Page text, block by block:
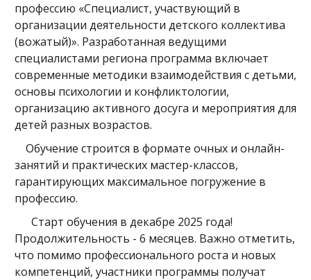
профессию «Специалист, участвующий в
организации деятельности детского коллектива
(вожатый)». Разработанная ведущими
специалистами региона программа включает
современные методики взаимодействия с детьми,
основы психологии и конфликтологии,
организацию активного досуга и мероприятия для
детей разных возрастов.
Обучение строится в формате очных и онлайн-
занятий и практических мастер-классов,
гарантирующих максимальное погружение в
профессию.
Старт обучения в декабре 2025 года!
Продолжительность - 6 месяцев. Важно отметить,
что помимо профессионального роста и новых
компетенций, участники программы получат